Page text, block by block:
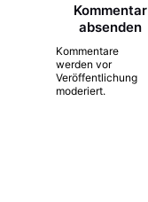
Kommentar
absenden
Kommentare
werden vor
Veröffentlichung
moderiert.